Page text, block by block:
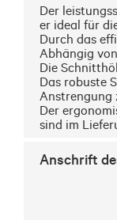
Der
er ideal für
Durch das
Abhängig
Die
Das robuste
Anstrengung
Der
sind im
Anschrift